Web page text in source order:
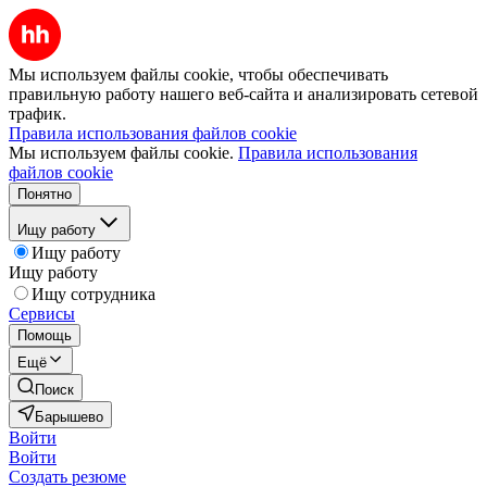
Мы используем файлы cookie, чтобы обеспечивать
правильную работу нашего веб-сайта и анализировать сетевой
трафик.
Правила использования файлов cookie
Мы используем файлы cookie. Правила использования
файлов cookie
Понятно
Ищу работу
Ищу работу
Ищу работу
Ищу сотрудника
Сервисы
Помощь
Ещё
Поиск
Барышево
Войти
Войти
Создать резюме